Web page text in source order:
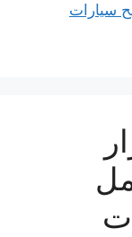
سيارات
عمل